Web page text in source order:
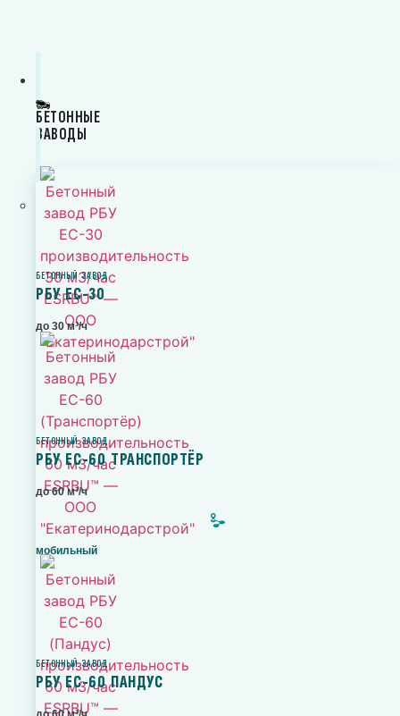
БЕТОННЫЕ
ЗАВОДЫ
БЕТОННЫЙ ЗАВОД
РБУ ЕС-30
до 30 м³/ч
БЕТОННЫЙ ЗАВОД
РБУ ЕС-60 ТРАНСПОРТЁР
до 60 м³/ч
мобильный
БЕТОННЫЙ ЗАВОД
РБУ ЕС-60 ПАНДУС